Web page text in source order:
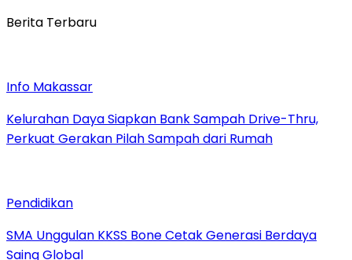
Berita Terbaru
Info Makassar
Kelurahan Daya Siapkan Bank Sampah Drive-Thru,
Perkuat Gerakan Pilah Sampah dari Rumah
Pendidikan
SMA Unggulan KKSS Bone Cetak Generasi Berdaya
Saing Global